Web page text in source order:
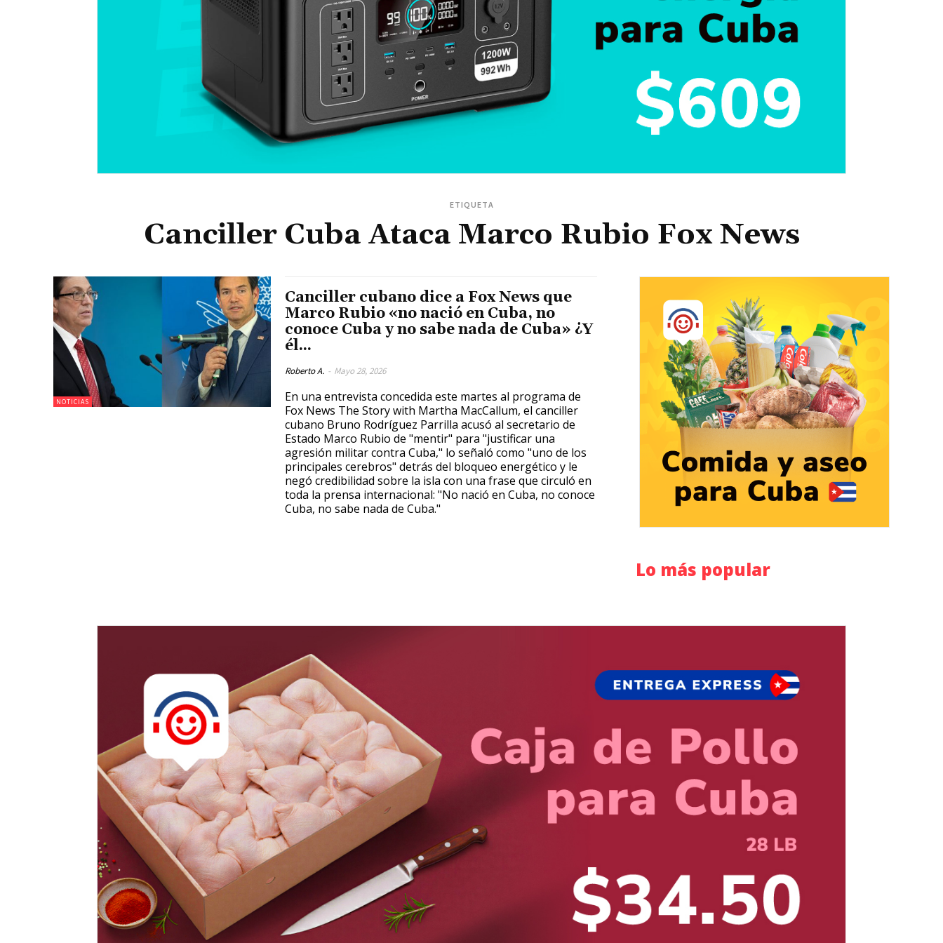
ETIQUETA
Canciller Cuba Ataca Marco Rubio Fox News
NOTICIAS
Canciller cubano dice a Fox News que
Marco Rubio «no nació en Cuba, no
conoce Cuba y no sabe nada de Cuba» ¿Y
él...
Roberto A. - Mayo 28, 2026
En una entrevista concedida este martes al programa de
Fox News The Story with Martha MacCallum, el canciller
cubano Bruno Rodríguez Parrilla acusó al secretario de
Estado Marco Rubio de "mentir" para "justificar una
agresión militar contra Cuba," lo señaló como "uno de los
principales cerebros" detrás del bloqueo energético y le
negó credibilidad sobre la isla con una frase que circuló en
toda la prensa internacional: "No nació en Cuba, no conoce
Cuba, no sabe nada de Cuba."
Lo más popular